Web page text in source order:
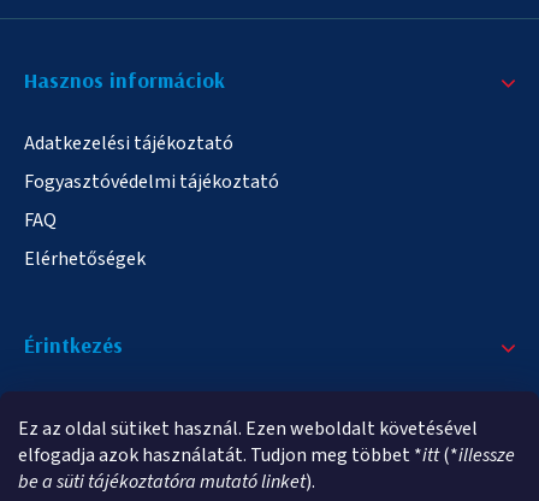
Ez az oldal sütiket használ. Ezen weboldalt követésével
elfogadja azok használatát. Tudjon meg többet *itt(*illessze
be a süti tájékoztatóra mutató linket).
Hasznos informáciok
Adatkezelési tájékoztató
Fogyasztóvédelmi tájékoztató
FAQ
Elérhetőségek
Érintkezés
info@elampa.hu